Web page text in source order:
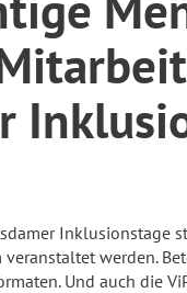
Inklusionstage
werden.
Und auch die